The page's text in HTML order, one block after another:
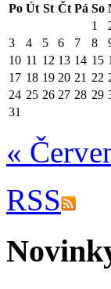
Po Út St Čt Pá So
1
3
4 5 6 7 8
10 11 12 13 14 15
17 18 19 20 21 22
24 25 26 27 28 29
31
«
RSS